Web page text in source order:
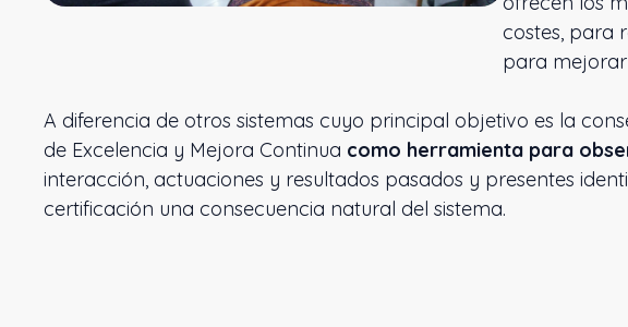
costes, para
para mejorar
A diferencia de otros sistemas cuyo principal objetivo es la
de Excelencia y Mejora Continua como herramienta para
interacción, actuaciones y resultados pasados y presentes
certificación una consecuencia natural del sistema.